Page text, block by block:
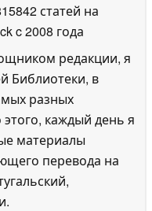
статей на
c 2008 года
редакции, я
Библиотеки, в
разных
каждый день я
материалы
перевода на